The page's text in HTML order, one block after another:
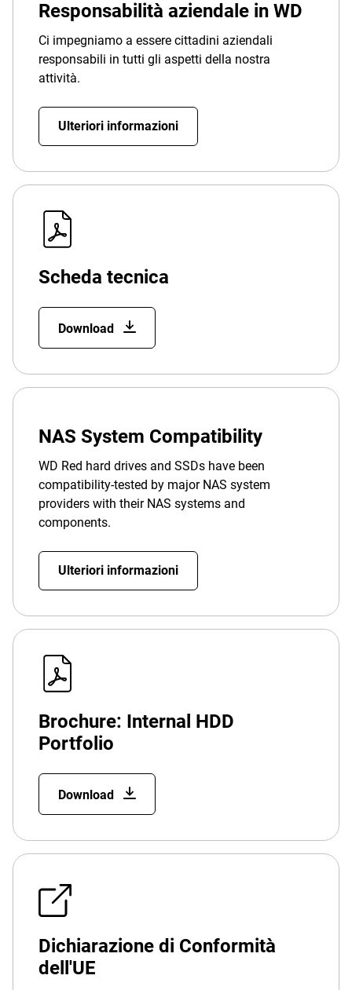
Responsabilità aziendale in WD
Ci impegniamo a essere cittadini aziendali
responsabili in tutti gli aspetti della nostra
attività.
Ulteriori informazioni
Scheda tecnica
Download
NAS System Compatibility
WD Red hard drives and SSDs have been
compatibility-tested by major NAS system
providers with their NAS systems and
components.
Ulteriori informazioni
Brochure: Internal HDD
Portfolio
Download
Dichiarazione di Conformità
dell'UE